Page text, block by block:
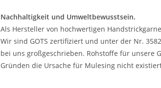
Nachhaltigkeit und Umweltbewusstsein.
Als Hersteller von hochwertigen
Wir sind GOTS zertifiziert und unter der Nr.
bei uns großgeschrieben. Rohstoffe für unsere
Gründen die Ursache für Mulesing nicht